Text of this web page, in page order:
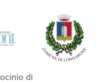
di